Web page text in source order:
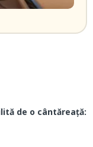
de o cântăreață: